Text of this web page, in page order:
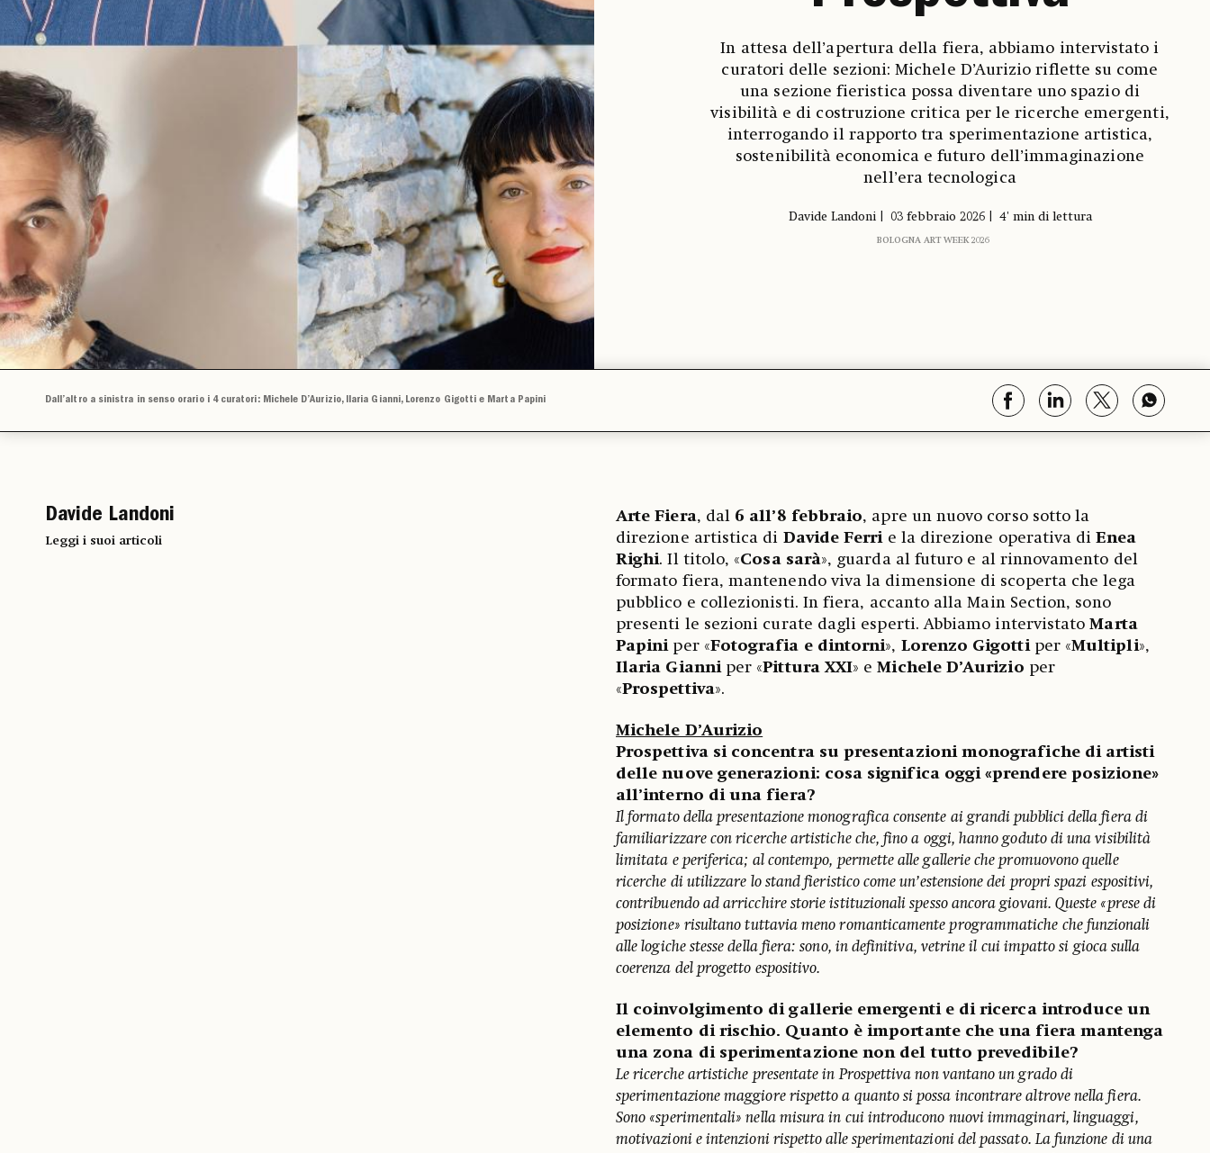
In attesa dell’apertura della fiera, abbiamo intervistato i
curatori delle sezioni: Michele D’Aurizio riflette su come
una sezione fieristica possa diventare uno spazio di
visibilità e di costruzione critica per le ricerche emergenti,
interrogando il rapporto tra sperimentazione artistica,
sostenibilità economica e futuro dell’immaginazione
nell’era tecnologica
Davide Landoni 03 febbraio 2026 4' min di lettura
BOLOGNA ART WEEK 2026
Dall’altro a sinistra in senso orario i 4 curatori: Michele D’Aurizio, Ilaria Gianni, Lorenzo Gigotti e Marta Papini
Davide Landoni
Leggi i suoi articoli
Arte Fiera, dal 6 all’8 febbraio, apre un nuovo corso sotto la
direzione artistica di Davide Ferrie la direzione operativa di Enea
Righi. Il titolo, «Cosa sarà», guarda al futuro e al rinnovamento del
formato fiera, mantenendo viva la dimensione di scoperta che lega
pubblico e collezionisti. In fiera, accanto alla Main Section, sono
presenti le sezioni curate dagli esperti. Abbiamo intervistatoMarta
Papiniper «Fotografia e dintorni», Lorenzo Gigottiper «Multipli»,
Ilaria Gianniper «Pittura XXI» eMichele D’Aurizio per
«Prospettiva».
Michele D’Aurizio
Prospettiva si concentra su presentazioni monografiche di artisti
delle nuove generazioni: cosa significa oggi «prendere posizione»
all’interno di una fiera?
Il formato della presentazione monografica consente ai grandi pubblici della fiera di
familiarizzare con ricerche artistiche che, fino a oggi, hanno goduto di una visibilità
limitata e periferica; al contempo, permette alle gallerie che promuovono quelle
ricerche di utilizzare lo stand fieristico come un’estensione dei propri spazi espositivi,
contribuendo ad arricchire storie istituzionali spesso ancora giovani. Queste «prese di
posizione» risultano tuttavia meno romanticamente programmatiche che funzionali
alle logiche stesse della fiera: sono, in definitiva, vetrine il cui impatto si gioca sulla
coerenza del progetto espositivo.
Il coinvolgimento di gallerie emergenti e di ricerca introduce un
elemento di rischio. Quanto è importante che una fiera mantenga
una zona di sperimentazione non del tutto prevedibile?
Le ricerche artistiche presentate in Prospettiva non vantano un grado di
sperimentazione maggiore rispetto a quanto si possa incontrare altrove nella fiera.
Sono «sperimentali» nella misura in cui introducono nuovi immaginari, linguaggi,
motivazioni e intenzioni rispetto alle sperimentazioni del passato. La funzione di una